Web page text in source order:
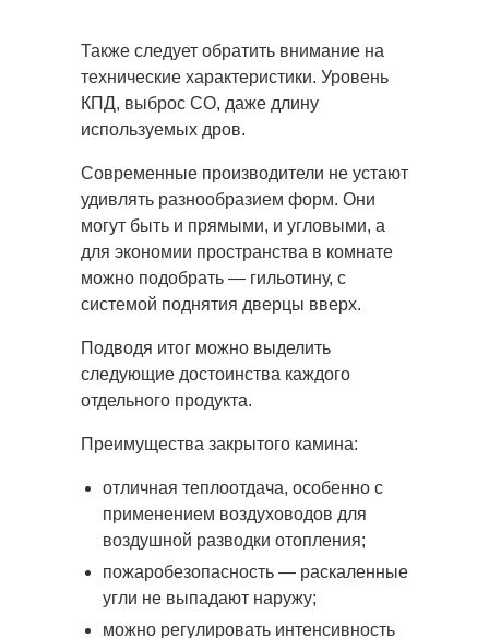
Также следует обратить внимание на
технические характеристики. Уровень
КПД, выброс СО, даже длину
используемых дров.
Современные производители не устают
удивлять разнообразием форм. Они
могут быть и прямыми, и угловыми, а
для экономии пространства в комнате
можно подобрать — гильотину, с
системой поднятия дверцы вверх.
Подводя итог можно выделить
следующие достоинства каждого
отдельного продукта.
Преимущества закрытого камина:
отличная теплоотдача, особенно с
применением воздуховодов для
воздушной разводки отопления;
пожаробезопасность — раскаленные
угли не выпадают наружу;
можно регулировать интенсивность